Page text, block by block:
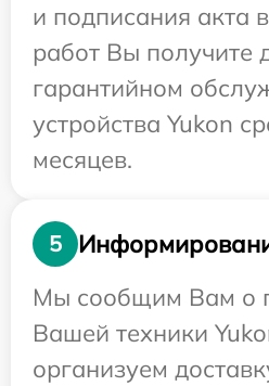
и подписания акта
работ Вы получите
гарантийном
устройства Yukon
месяцев.
5
Мы сообщим Вам о
Вашей техники
организуем